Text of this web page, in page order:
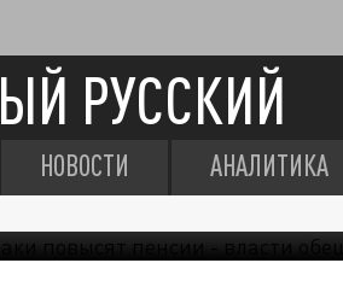
РУССКИЙ
НОВОСТИ АНАЛИТИКА